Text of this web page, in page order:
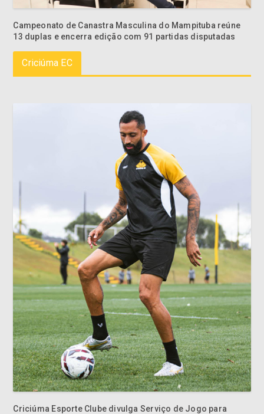
Campeonato de Canastra Masculina do Mampituba reúne
13 duplas e encerra edição com 91 partidas disputadas
Criciúma EC
Criciúma Esporte Clube divulga Serviço de Jogo para